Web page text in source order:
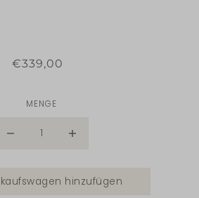
€339,00
MENGE
hinzufügen